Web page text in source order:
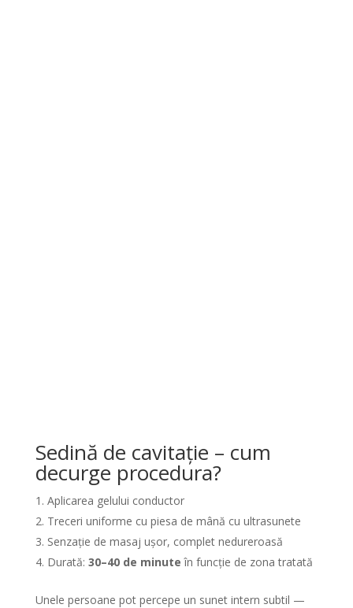
Sedină de cavitație – cum
decurge procedura?
Aplicarea gelului conductor
Treceri uniforme cu piesa de mână cu ultrasunete
Senzație de masaj ușor, complet nedureroasă
Durată: 30–40 de minute în funcție de zona tratată
Unele persoane pot percepe un sunet intern subtil —